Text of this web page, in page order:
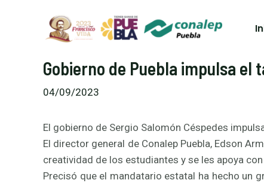
Gobierno de Puebla impulsa
04/09/2023
El gobierno de Sergio Salomón Céspedes
El director general de Conalep Puebla, Edson
creatividad de los estudiantes y se les apoya
Precisó que el mandatario estatal ha hecho un